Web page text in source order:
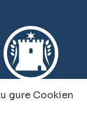
gure Cookien